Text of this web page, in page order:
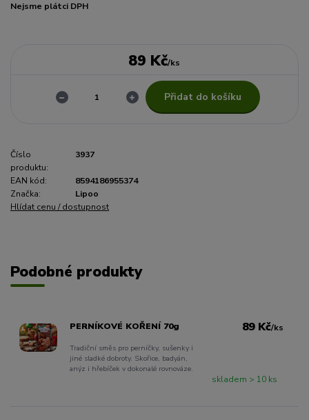
Nejsme plátci DPH
89 Kč/ks
Přidat do košíku
Číslo
produktu:
3937
EAN kód:
8594186955374
Značka:
Lipoo
Hlídat cenu / dostupnost
Podobné produkty
PERNÍKOVÉ KOŘENÍ 70g
Tradiční směs pro perníčky, sušenky i
jiné sladké dobroty. Skořice, badyán,
anýz i hřebíček v dokonalé rovnováze.
89 Kč/ks
skladem > 10 ks